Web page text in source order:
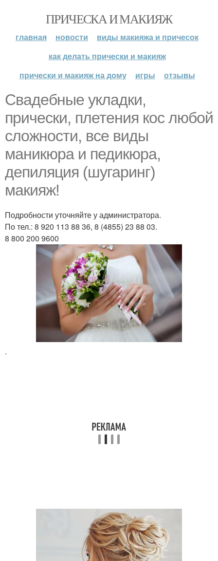
ПРИЧЕСКА И МАКИЯЖ
главная новости
виды макияжа и причесок
как делать прически и макияж
прически и макияж на дому
игры отзывы
Свадебные укладки,
прически, плетения кос любой
сложности, все виды
маникюра и педикюра,
депиляция (шугаринг)
макияж!
Подробности уточняйте у администратора.
По тел.: 8 920 113 88 36, 8 (4855) 23 88 03.
8 800 200 9600
.